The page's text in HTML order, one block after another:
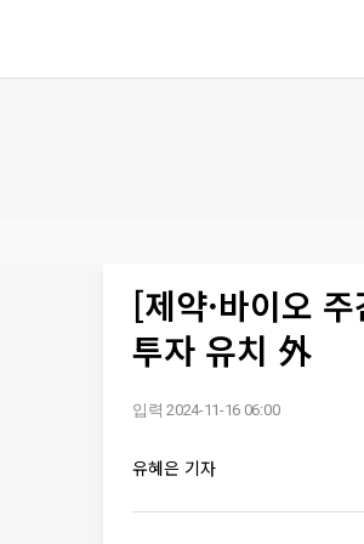
[제약·바이오
투자 유치 外
입력 2024-11-16 06:00
유혜은 기자